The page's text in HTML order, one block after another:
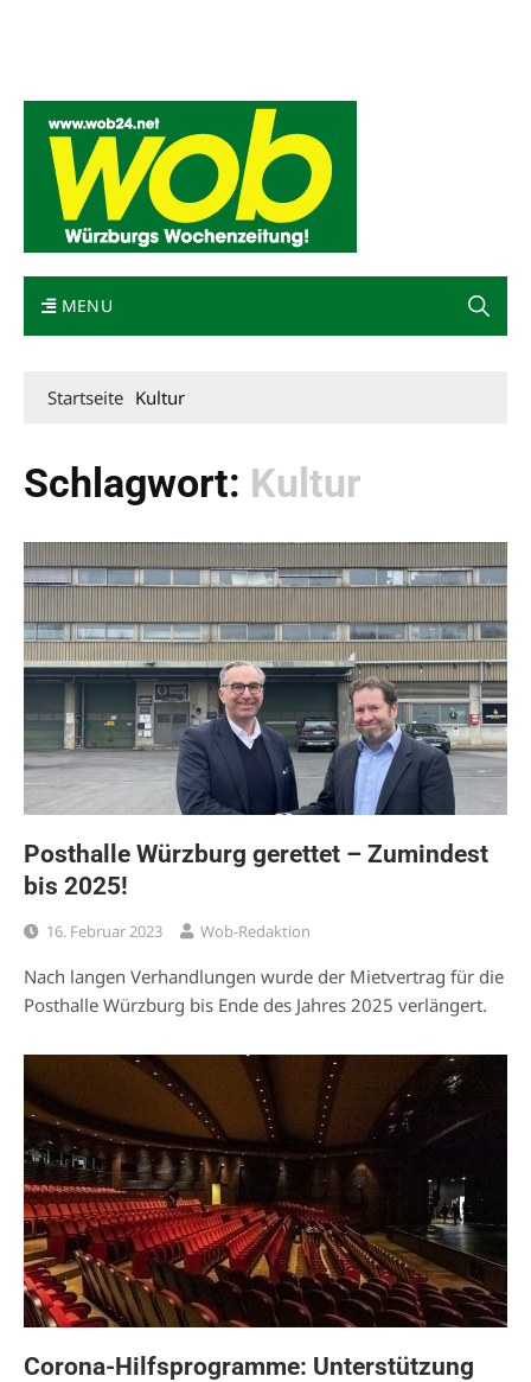
MENU
Startseite Kultur
Schlagwort: Kultur
Posthalle Würzburg gerettet – Zumindest
bis 2025!
16. Februar 2023 Wob-Redaktion
Nach langen Verhandlungen wurde der Mietvertrag für die
Posthalle Würzburg bis Ende des Jahres 2025 verlängert.
Corona-Hilfsprogramme: Unterstützung